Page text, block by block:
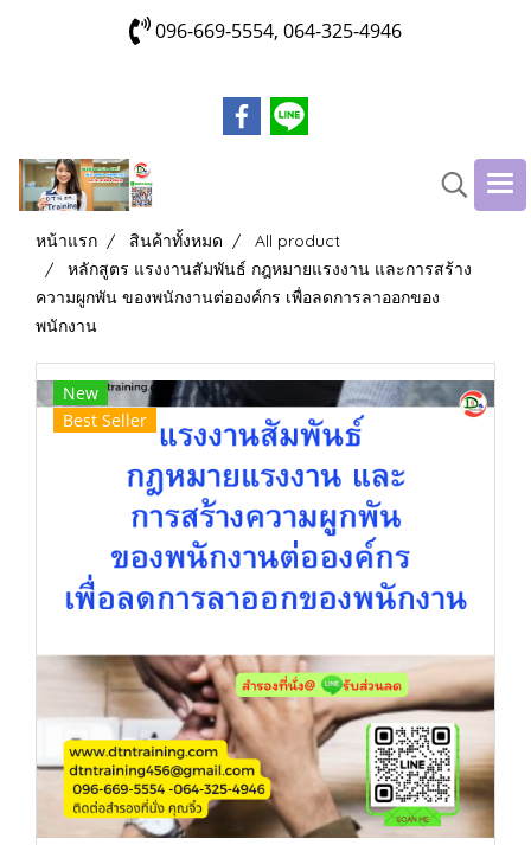
096-669-5554, 064-325-4946
หน้าแรก สินค้าทั้งหมด
All product
หลักสูตร แรงงานสัมพันธ์ กฎหมายแรงงาน และการสร้าง
ความผูกพัน ของพนักงานต่อองค์กร เพื่อลดการลาออกของ
พนักงาน
New
Best Seller